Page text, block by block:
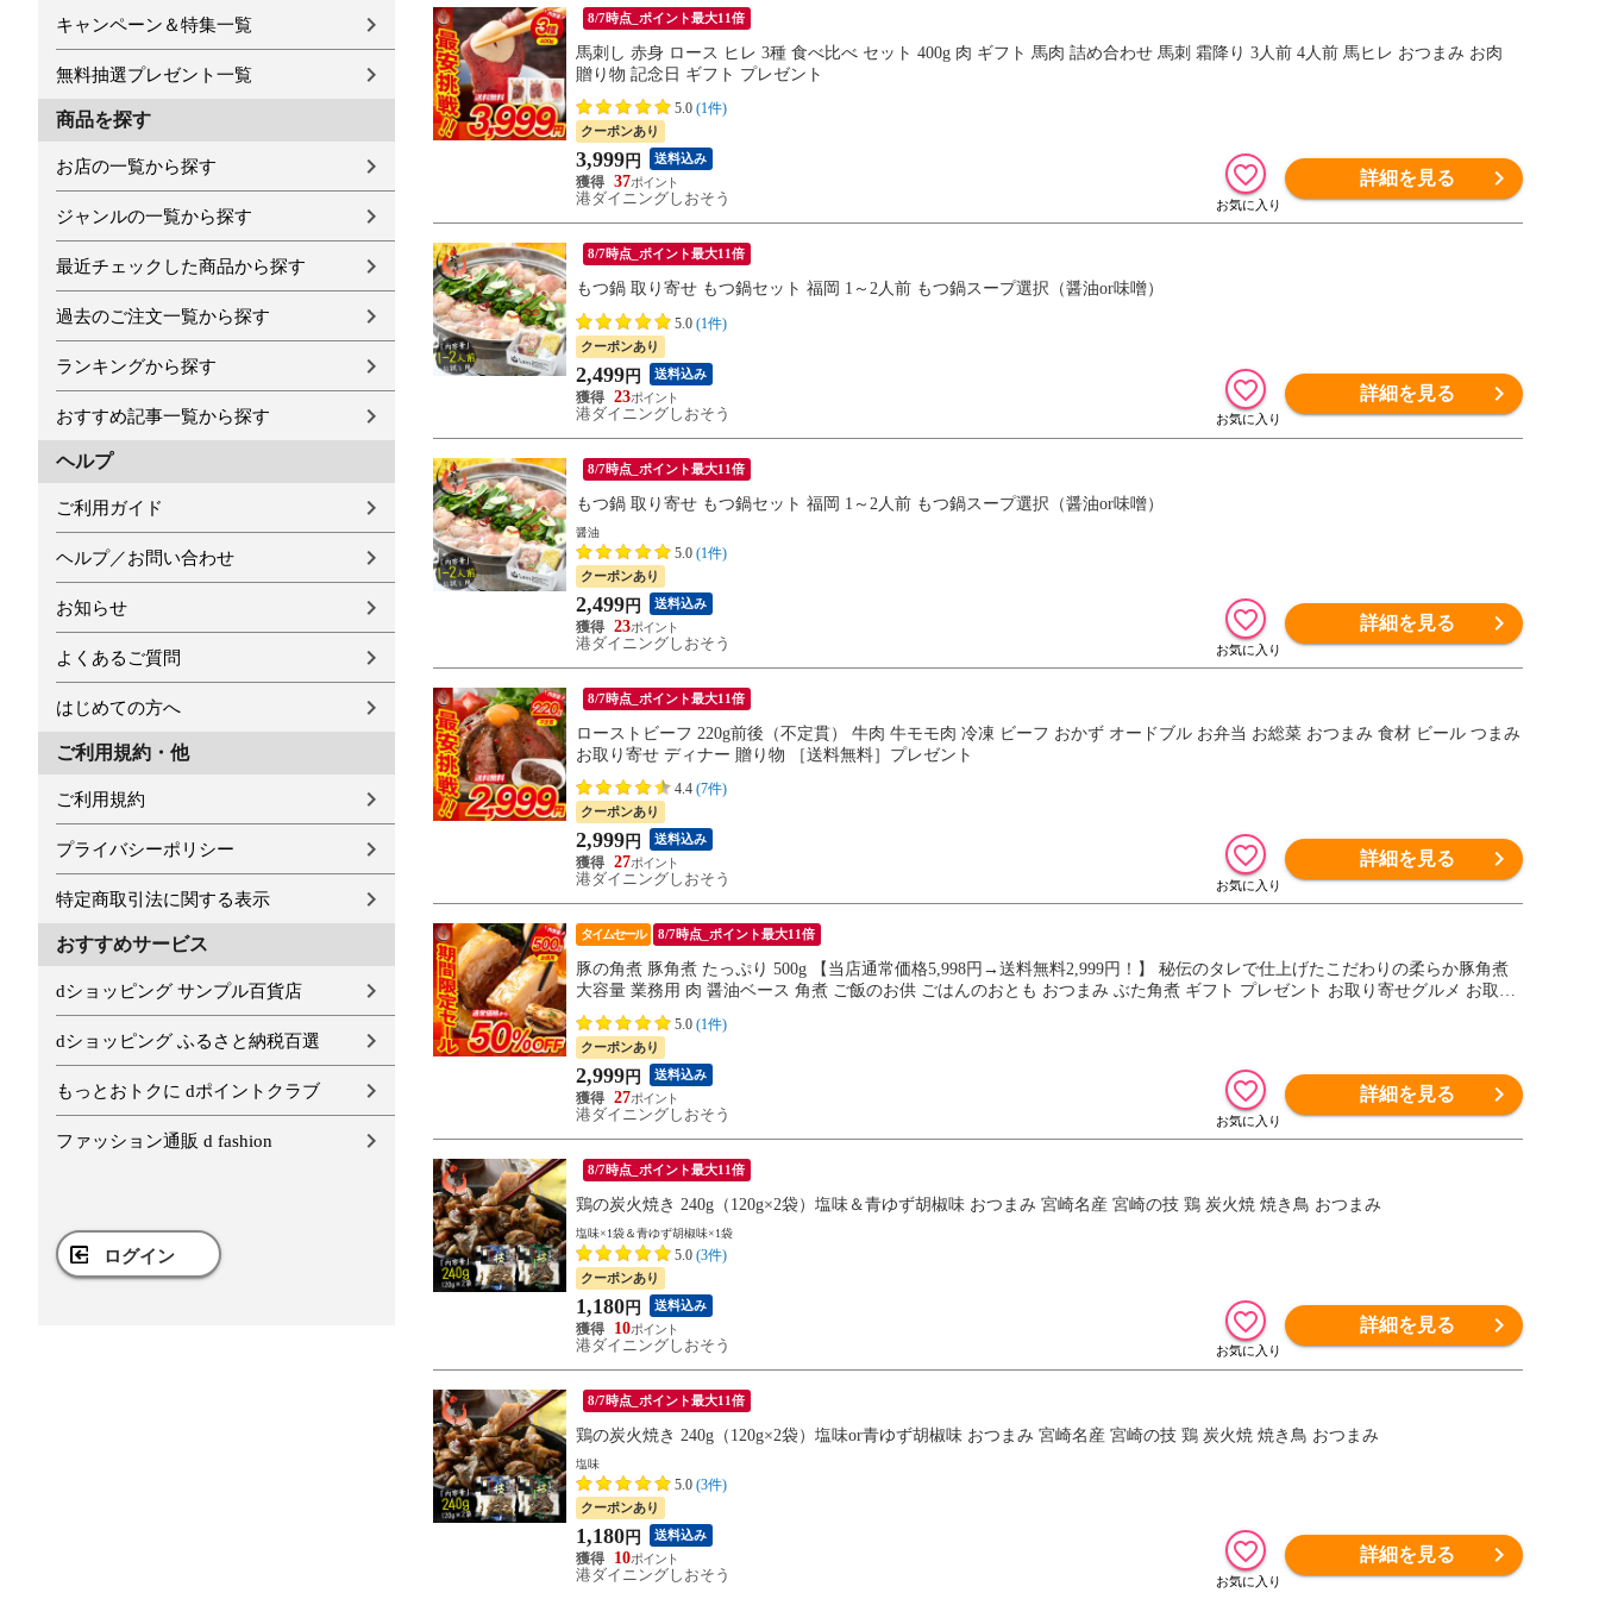
キャンペーン＆特集一覧
無料抽選プレゼント一覧
商品を探す
お店の一覧から探す
ジャンルの一覧から探す
最近チェックした商品から探す
過去のご注文一覧から探す
ランキングから探す
おすすめ記事一覧から探す
ヘルプ
ご利用ガイド
ヘルプ／お問い合わせ
お知らせ
よくあるご質問
はじめての方へ
ご利用規約・他
ご利用規約
プライバシーポリシー
特定商取引法に関する表示
おすすめサービス
dショッピング サンプル百貨店
dショッピング ふるさと納税百選
もっとおトクに dポイントクラブ
ファッション通販 d fashion
ログイン
8/7時点_ポイント最大11倍
馬刺し 赤身 ロース ヒレ 3種 食べ比べ セット 400g 肉 ギフト 馬肉 詰め合わせ 馬刺 霜降り 3人前 4人前 馬ヒレ おつまみ お肉
贈り物 記念日 ギフト プレゼント
5.0 (1件)
クーポンあり
3,999 円 送料込み
37
港ダイニングしおそう
詳細を見る
8/7時点_ポイント最大11倍
もつ鍋 取り寄せ もつ鍋セット 福岡 1～2人前 もつ鍋スープ選択（醤油or味噌）
5.0 (1件)
クーポンあり
2,499 円 送料込み
23
港ダイニングしおそう
詳細を見る
8/7時点_ポイント最大11倍
もつ鍋 取り寄せ もつ鍋セット 福岡 1～2人前 もつ鍋スープ選択（醤油or味噌）
醤油
5.0 (1件)
クーポンあり
2,499 円 送料込み
23
港ダイニングしおそう
詳細を見る
8/7時点_ポイント最大11倍
ローストビーフ 220g前後（不定貫） 牛肉 牛モモ肉 冷凍 ビーフ おかず オードブル お弁当 お総菜 おつまみ 食材 ビール つまみ
お取り寄せ ディナー 贈り物 ［送料無料］プレゼント
4.4 (7件)
クーポンあり
2,999 円 送料込み
27
港ダイニングしおそう
詳細を見る
タイムセール 8/7時点_ポイント最大11倍
豚の角煮 豚角煮 たっぷり 500g 【当店通常価格5,998円→送料無料2,999円！】 秘伝のタレで仕上げたこだわりの柔らか豚角煮
大容量 業務用 肉 醤油ベース 角煮 ご飯のお供 ごはんのおとも おつまみ ぶた角煮 ギフト プレゼント お取り寄せグルメ お取り
寄せ 贈り物 食べ物 実用的
5.0 (1件)
クーポンあり
2,999 円 送料込み
27
港ダイニングしおそう
詳細を見る
8/7時点_ポイント最大11倍
鶏の炭火焼き 240g（120g×2袋）塩味＆青ゆず胡椒味 おつまみ 宮崎名産 宮崎の技 鶏 炭火焼 焼き鳥 おつまみ
塩味×1袋＆青ゆず胡椒味×1袋
5.0 (3件)
クーポンあり
1,180 円 送料込み
10
港ダイニングしおそう
詳細を見る
8/7時点_ポイント最大11倍
鶏の炭火焼き 240g（120g×2袋）塩味or青ゆず胡椒味 おつまみ 宮崎名産 宮崎の技 鶏 炭火焼 焼き鳥 おつまみ
塩味
5.0 (3件)
クーポンあり
1,180 円 送料込み
10
港ダイニングしおそう
詳細を見る